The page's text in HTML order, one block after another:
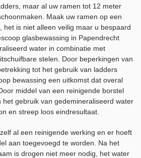
maar al uw ramen tot 12 meter
Maak uw ramen op een
het is niet alleen veilig maar u bespaard
glasbewassing in Papendrecht
water in combinatie met
stelen. Door beperkingen van
tot het gebruik van ladders
bewassing een uitkomst dat overal
middel van een reinigende borstel
het gebruik van gedemineraliseerd water
en streep loos eindresultaat.
al een reinigende werking en er hoeft
aan toegevoegd te worden. Na het
is drogen niet meer nodig, het water